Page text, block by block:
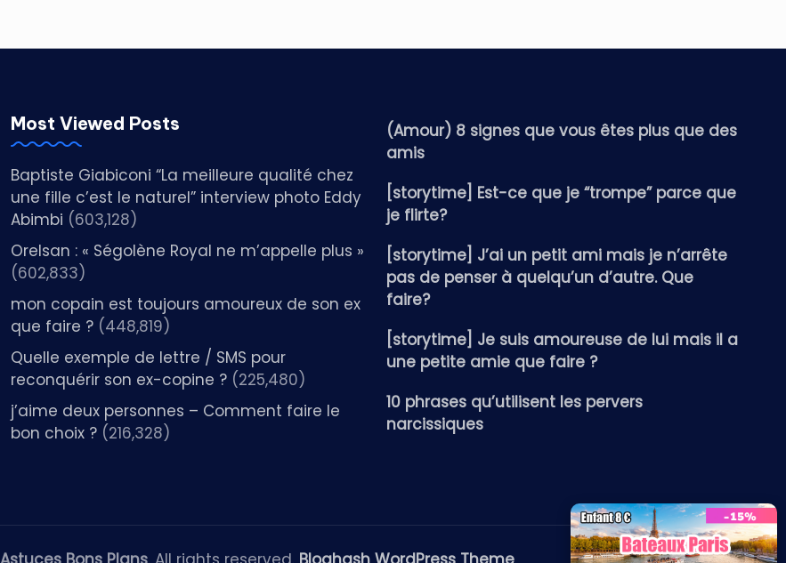
Most Viewed Posts
Baptiste Giabiconi “La meilleure qualité chez
une fille c’est le naturel” interview photo Eddy
Abimbi (603,128)
Orelsan : « Ségolène Royal ne m’appelle plus »
(602,833)
mon copain est toujours amoureux de son ex
que faire ? (448,819)
Quelle exemple de lettre / SMS pour
reconquérir son ex-copine ? (225,480)
j’aime deux personnes – Comment faire le
bon choix ? (216,328)
(Amour) 8 signes que vous êtes plus que des
amis
[storytime] Est-ce que je “trompe” parce que
je flirte?
[storytime] J’ai un petit ami mais je n’arrête
pas de penser à quelqu’un d’autre. Que
faire?
[storytime] Je suis amoureuse de lui mais il a
une petite amie que faire ?
10 phrases qu’utilisent les pervers
narcissiques